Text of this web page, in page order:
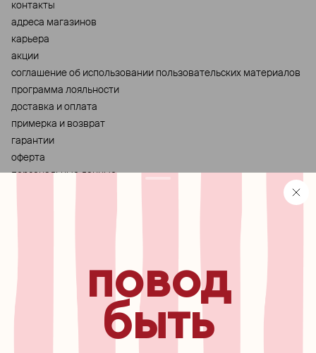
контакты
адреса магазинов
карьера
акции
cоглашение об использовании пользовательских материалов
программа лояльности
доставка и оплата
примерка и возврат
гарантии
оферта
персональные данные
новинках, специальных
мероприятиях, скидках и
многом другом
повод
быть